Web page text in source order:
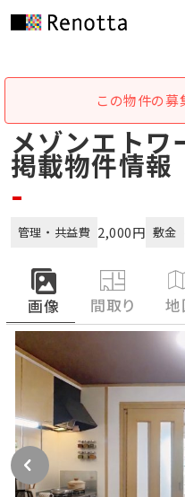
この物件の募
メゾンエトワ
掲載物件情報
-
管理・共益費 2,000円 敷金
画像 間取り 地